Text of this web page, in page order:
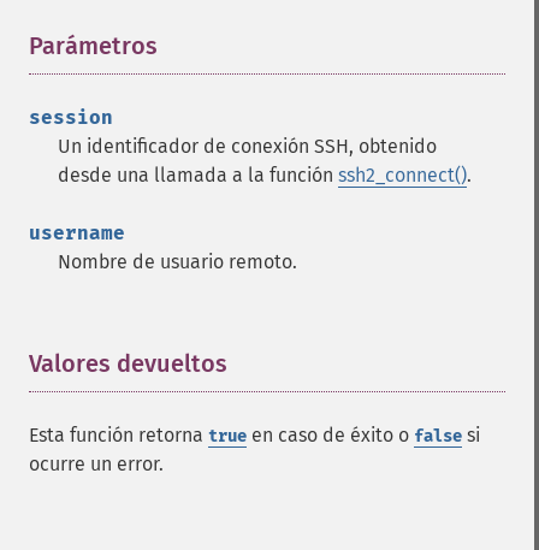
Parámetros
session
Un identificador de conexión SSH, obtenido
desde una llamada a la función ssh2_connect().
username
Nombre de usuario remoto.
Valores devueltos
Esta función retorna true en caso de éxito o false si
ocurre un error.